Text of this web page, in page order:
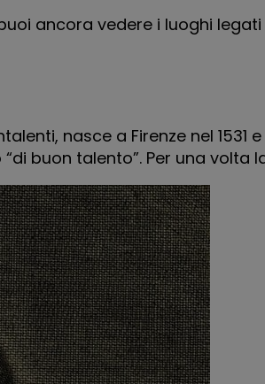
ancora vedere i luoghi
nasce a Firenze nel 1531
buon talento”. Per una volta